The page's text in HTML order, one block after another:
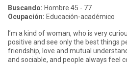
Buscando: Hombre 45 - 77
Ocupación: Educación-académico
I’m a kind of woman, who is very
positive and see only the best things
friendship, love and mutual
and sociable, and people always feel